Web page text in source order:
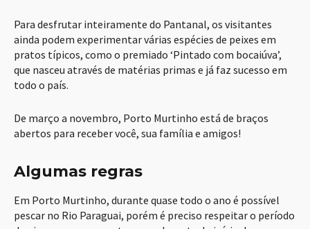
Para desfrutar inteiramente do Pantanal, os visitantes
ainda podem experimentar várias espécies de peixes em
pratos típicos, como o premiado ‘Pintado com bocaiúva’,
que nasceu através de matérias primas e já faz sucesso em
todo o país.
De março a novembro, Porto Murtinho está de braços
abertos para receber você, sua família e amigos!
Algumas regras
Em Porto Murtinho, durante quase todo o ano é possível
pescar no Rio Paraguai, porém é preciso respeitar o período